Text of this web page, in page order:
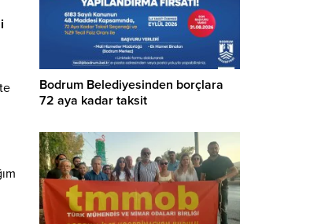
Bodrum Belediyesinden borçlara
72 aya kadar taksit